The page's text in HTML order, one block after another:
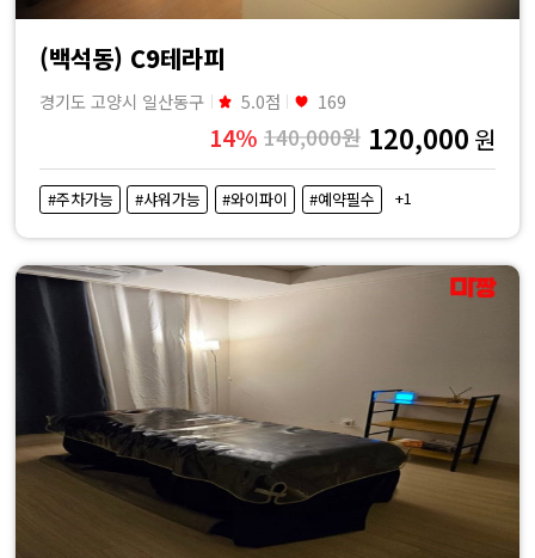
(백석동) C9테라피
경기도 고양시 일산동구 5.0점 169
14% 140,000원 120,000 원
#주차가능 #샤워가능 #와이파이 #예약필수 +1